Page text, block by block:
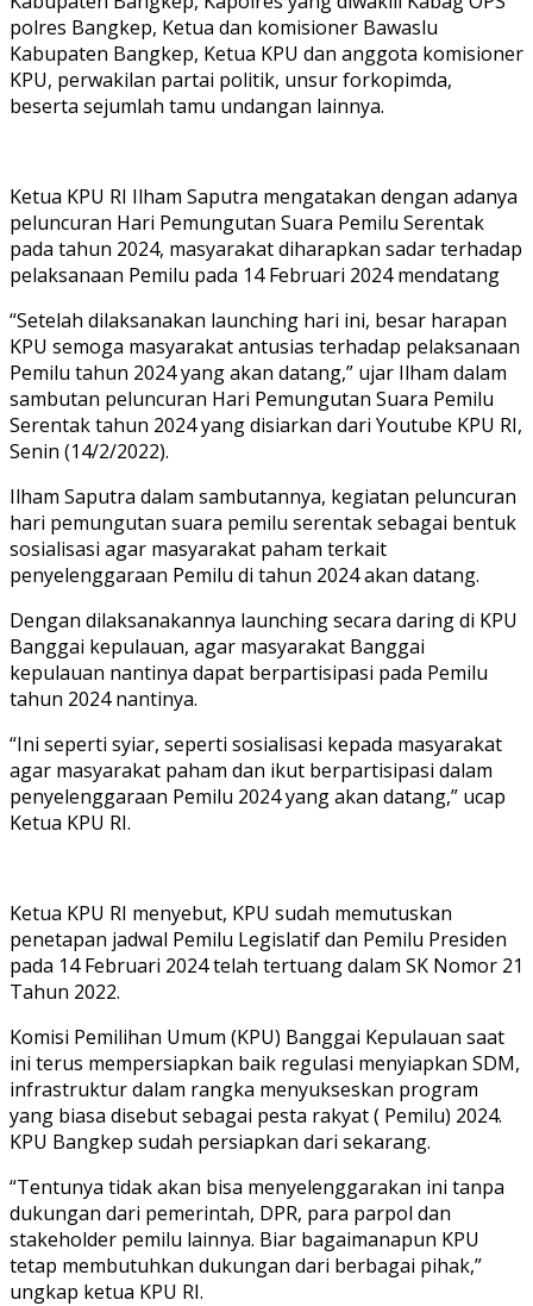
polres Bangkep, Ketua dan komisioner Bawaslu
Kabupaten Bangkep, Ketua KPU dan anggota komisioner
KPU, perwakilan partai politik, unsur forkopimda,
beserta sejumlah tamu undangan lainnya.
Ketua KPU RI Ilham Saputra mengatakan dengan adanya
peluncuran Hari Pemungutan Suara Pemilu Serentak
pada tahun 2024, masyarakat diharapkan sadar terhadap
pelaksanaan Pemilu pada 14 Februari 2024 mendatang
“Setelah dilaksanakan launching hari ini, besar harapan
KPU semoga masyarakat antusias terhadap pelaksanaan
Pemilu tahun 2024 yang akan datang,” ujar Ilham dalam
sambutan peluncuran Hari Pemungutan Suara Pemilu
Serentak tahun 2024 yang disiarkan dari Youtube KPU RI,
Senin (14/2/2022).
Ilham Saputra dalam sambutannya, kegiatan peluncuran
hari pemungutan suara pemilu serentak sebagai bentuk
sosialisasi agar masyarakat paham terkait
penyelenggaraan Pemilu di tahun 2024 akan datang.
Dengan dilaksanakannya launching secara daring di KPU
Banggai kepulauan, agar masyarakat Banggai
kepulauan nantinya dapat berpartisipasi pada Pemilu
tahun 2024 nantinya.
“Ini seperti syiar, seperti sosialisasi kepada masyarakat
agar masyarakat paham dan ikut berpartisipasi dalam
penyelenggaraan Pemilu 2024 yang akan datang,” ucap
Ketua KPU RI.
Ketua KPU RI menyebut, KPU sudah memutuskan
penetapan jadwal Pemilu Legislatif dan Pemilu Presiden
pada 14 Februari 2024 telah tertuang dalam SK Nomor 21
Tahun 2022.
Komisi Pemilihan Umum (KPU) Banggai Kepulauan saat
ini terus mempersiapkan baik regulasi menyiapkan SDM,
infrastruktur dalam rangka menyukseskan program
yang biasa disebut sebagai pesta rakyat ( Pemilu) 2024.
KPU Bangkep sudah persiapkan dari sekarang.
“Tentunya tidak akan bisa menyelenggarakan ini tanpa
dukungan dari pemerintah, DPR, para parpol dan
stakeholder pemilu lainnya. Biar bagaimanapun KPU
tetap membutuhkan dukungan dari berbagai pihak,”
ungkap ketua KPU RI.